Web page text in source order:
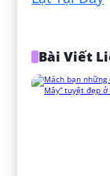
Bài Viết